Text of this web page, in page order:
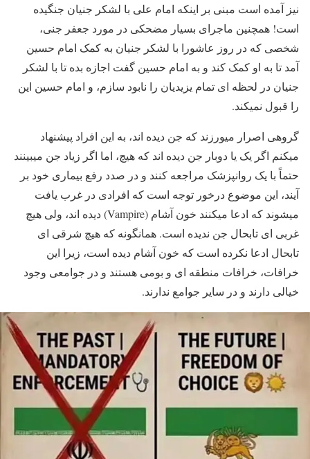
نیز آمده است مبنی بر اینکه امام علی با لشکر جنیان جنگیده
است! همچنین ماجرای بسیار مضحکی در مورد جعفر جنی،
شخصی که در روز عاشورا با لشکر جنیان به کمک امام حسین
آمد تا به او کمک کند و به امام حسین گفت اجازه بده تا با لشکر
جنیان در لحظه ای تمام یزیدیان را نابود سازم، و امام حسین این
را قبول نمیکند.
گروهی اصرار میورزند که جن دیده اند، به این افراد پیشنهاد
میکنم اگر یک یا دوبار جن دیده اند که هیچ، اما اگر زیاد جن میبینند
حتماً با یک روانپزشک مراجعه کنند و در صدد رفع بیماری خود بر
آیند، این موضوع درخور توجه است که افرادی در غرب یافت
میشوند که ادعا میکنند خون آشام (Vampire) دیده اند، ولی هیچ
غربی ای تابحال جن ندیده است. همانگونه که هیچ شرقی ای
تابحال ادعا نکرده است که خون آشام دیده است، زیرا این
خرافات، خرافات منطقه ای و بومی هستند و در جوامعی وجود
خیالی دارند و در سایر جوامع ندارند.